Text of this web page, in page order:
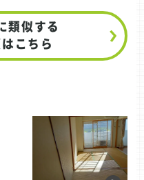
類似する
こちら